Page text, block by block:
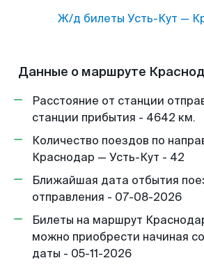
Ж/д билеты Усть-Кут —
Данные о маршруте
Расстояние от станции
станции прибытия - 4642 км.
Количество поездов по
Краснодар — Усть-Кут - 42
Ближайшая дата отбытия
отправления - 07-08-2026
Билеты на маршрут
можно приобрести начиная
даты - 05-11-2026